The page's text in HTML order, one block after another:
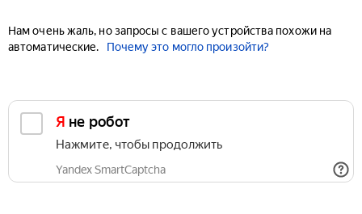
Нам очень жаль, но запросы с вашего устройства похожи на
автоматические.
Почему это могло произойти?
Я не робот
Нажмите, чтобы продолжить
Yandex SmartCaptcha